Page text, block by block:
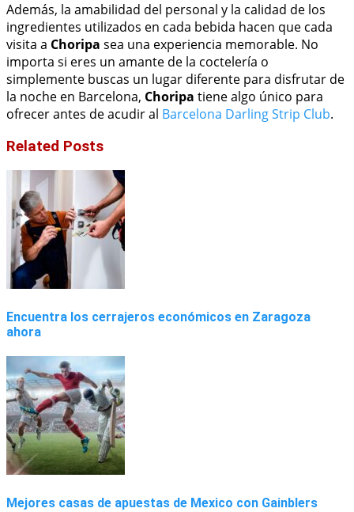
Además, la amabilidad del personal y la calidad de los
ingredientes utilizados en cada bebida hacen que cada
visita a Choripa sea una experiencia memorable. No
importa si eres un amante de la coctelería o
simplemente buscas un lugar diferente para disfrutar de
la noche en Barcelona, Choripa tiene algo único para
ofrecer antes de acudir al Barcelona Darling Strip Club.
Related Posts
Encuentra los cerrajeros económicos en Zaragoza
ahora
Mejores casas de apuestas de Mexico con Gainblers